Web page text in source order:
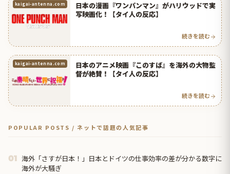
kaigai-antenna.com
日本の漫画『ワンパンマン』がハリウッドで実
写映画化！【タイ人の反応】
続きを読む
kaigai-antenna.com
日本のアニメ映画『このすば』を海外の大物監
督が絶賛！【タイ人の反応】
続きを読む
POPULAR POSTS / ネットで話題の人気記事
01 海外「さすが日本！」日本とドイツの仕事効率の差が分かる数字に
海外が大騒ぎ